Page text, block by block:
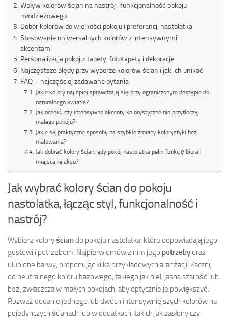
Wpływ kolorów ścian na nastrój i funkcjonalność pokoju
młodzieżowego
Dobór kolorów do wielkości pokoju i preferencji nastolatka
Stosowanie uniwersalnych kolorów z intensywnymi
akcentami
Personalizacja pokoju: tapety, fototapety i dekoracje
Najczęstsze błędy przy wyborze kolorów ścian i jak ich unikać
FAQ – najczęściej zadawane pytania
Jakie kolory najlepiej sprawdzają się przy ograniczonym dostępie do
naturalnego światła?
Jak ocenić, czy intensywne akcenty kolorystyczne nie przytłoczą
małego pokoju?
Jakie są praktyczne sposoby na szybkie zmiany kolorystyki bez
malowania?
Jak dobrać kolory ścian, gdy pokój nastolatka pełni funkcję biura i
miejsca relaksu?
Jak wybrać kolory ścian do pokoju
nastolatka, łącząc styl, funkcjonalność i
nastrój?
Wybierz koloryściando pokoju nastolatka, które odpowiadają jego
gustowi i potrzebom. Najpierw omów z nim jego potrzebyoraz
ulubione barwy, proponując kilka przykładowych aranżacji. Zacznij
od neutralnego koloru bazowego, takiego jak biel, jasna szarość lub
beż, zwłaszcza w małych pokojach, aby optycznie je powiększyć.
Rozważ dodanie jednego lub dwóch intensywniejszych kolorów na
pojedynczych ścianach lub w dodatkach, takich jak zasłony czy